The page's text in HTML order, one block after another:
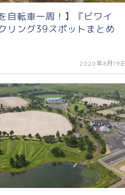
自転車一周！】『ビワイ
リング39スポットまとめ
2020年8月19日